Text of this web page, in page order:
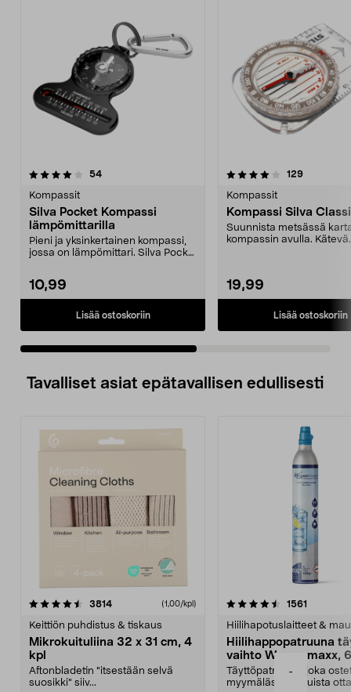
-
54arvostelut
Kompassit
Silva Pocket Kompassi
lämpömittarilla
Pieni ja yksinkertainen kompassi,
jossa on lämpömittari. Silva Pocket
10,99
Lisää ostoskoriin
4.0 viidestä
129arvostelut
Kompassit
Kompassi Silva
Suunnista metsässä
kompassin avulla. Kätevä
19,99
Lisää ostoskoriin
4.5 viidestä
Tavalliset asiat epätavallisen edullisesti
3814arvostelut (1,00/kpl)
Keittiön puhdistus & tiskaus
Mikrokuituliina 32 x 31 cm, 4
kpl
Aftonbladetin "itsestään selvä
suosikki" siiv...
4.5viidestä
1561
Hiilihapotuslaitteet &
Hiilihappopatruuna
vaihto Wassermaxx,
Täyttöpatruuna, joka
myymälästä – muista
4.5viidestä